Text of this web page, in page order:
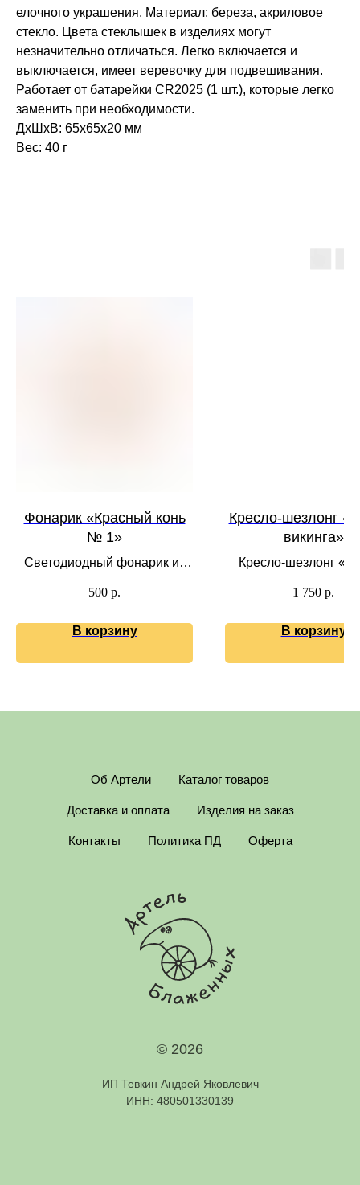
елочного украшения. Материал: береза, акриловое
стекло. Цвета стеклышек в изделиях могут
незначительно отличаться. Легко включается и
выключается, имеет веревочку для подвешивания.
Работает от батарейки CR2025 (1 шт.), которые легко
заменить при необходимости.
ДxШxВ: 65х65х20 мм
Вес: 40 г
Фонарик «Красный конь
№ 1»
Светодиодный фонарик из
500 р.
В корзину
Кресло-шезлонг
викинга»
Кресло-шезлонг
массива сосны и
покрытия.
1 750 р.
В корзину
Об Артели Каталог товаров
Доставка и оплата Изделия на заказ
Контакты Политика ПД Оферта
© 2026
ИП Тевкин Андрей Яковлевич
ИНН: 480501330139